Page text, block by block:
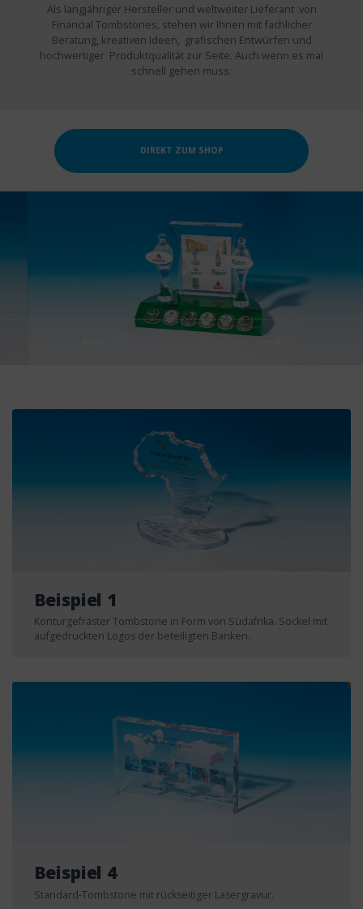
Weiter
DIREKT ZUM SHOP
Als langjähriger Hersteller und weltweiter Lieferant von
Financial Tombstones, stehen wir Ihnen mit fachlicher
Beratung, kreativen Ideen, grafischen Entwürfen und
hochwertiger Produktqualität zur Seite. Auch wenn es mal
schnell gehen muss.
Beispiel 1
Konturgefräster Tombstone in Form von Südafrika. Sockel mit
aufgedruckten Logos der beteiligten Banken.
Beispiel 4
Standard-Tombstone mit rückseitiger Lasergravur.